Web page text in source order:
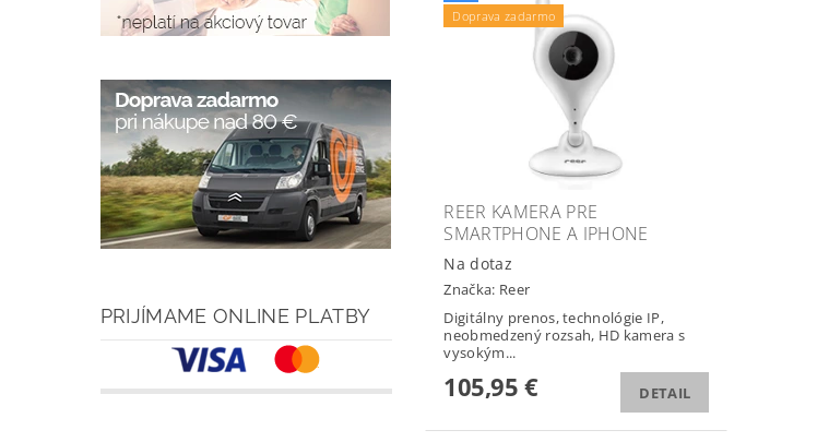
PRIJÍMAME ONLINE PLATBY
Doprava zadarmo
REER KAMERA PRE
SMARTPHONE A IPHONE
Na dotaz
Značka: Reer
Digitálny prenos, technológie IP,
neobmedzený rozsah, HD kamera s
vysokým...
105,95 € DETAIL